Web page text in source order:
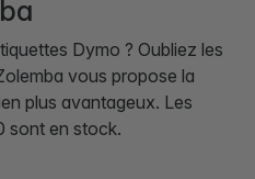
Dymo ? Oubliez les
vous propose la
plus avantageux. Les
sont en stock.